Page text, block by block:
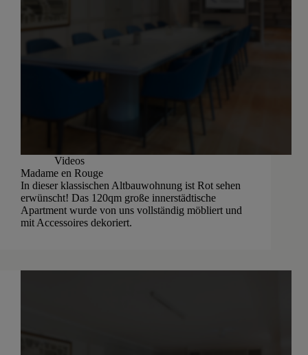
Videos
Madame en Rouge
In dieser klassischen Altbauwohnung ist Rot sehen
erwünscht! Das 120qm große innerstädtische
Apartment wurde von uns vollständig möbliert und
mit Accessoires dekoriert.